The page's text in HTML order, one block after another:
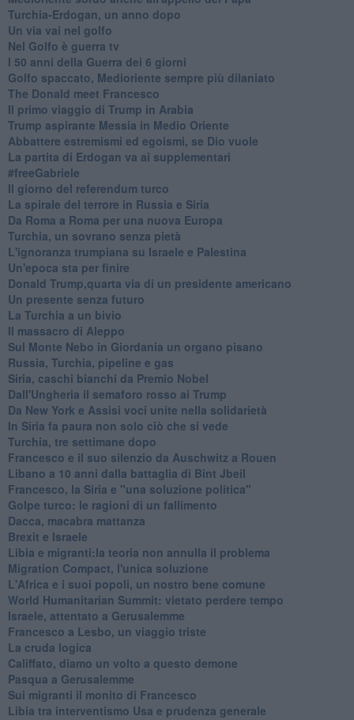
Turchia-Erdogan, un anno dopo
Un via vai nel golfo
Nel Golfo è guerra tv
I 50 anni della Guerra dei 6 giorni
Golfo spaccato, Medioriente sempre più dilaniato
The Donald meet Francesco
Il primo viaggio di Trump in Arabia
Trump aspirante Messia in Medio Oriente
Abbattere estremismi ed egoismi, se Dio vuole
La partita di Erdogan va ai supplementari
#freeGabriele
Il giorno del referendum turco
La spirale del terrore in Russia e Siria
Da Roma a Roma per una nuova Europa
Turchia, un sovrano senza pietà
L'ignoranza trumpiana su Israele e Palestina
Un'epoca sta per finire
Donald Trump,quarta via di un presidente americano
Un presente senza futuro
La Turchia a un bivio
Il massacro di Aleppo
Sul Monte Nebo in Giordania un organo pisano
Russia, Turchia, pipeline e gas
Siria, caschi bianchi da Premio Nobel
Dall'Ungheria il semaforo rosso ai Trump
Da New York e Assisi voci unite nella solidarietà
In Siria fa paura non solo ciò che si vede
Turchia, tre settimane dopo
Francesco e il suo silenzio da Auschwitz a Rouen
Libano a 10 anni dalla battaglia di Bint Jbeil
Francesco, la Siria e "una soluzione politica"
Golpe turco: le ragioni di un fallimento
Dacca, macabra mattanza
Brexit e Israele
Libia e migranti:la teoria non annulla il problema
Migration Compact, l'unica soluzione
L'Africa e i suoi popoli, un nostro bene comune
World Humanitarian Summit: vietato perdere tempo
Israele, attentato a Gerusalemme
Francesco a Lesbo, un viaggio triste
La cruda logica
Califfato, diamo un volto a questo demone
Pasqua a Gerusalemme
Sui migranti il monito di Francesco
Libia tra interventismo Usa e prudenza generale